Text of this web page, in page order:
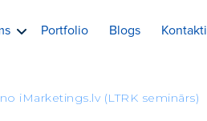
Portfolio Blogs Kontakti
iMarketings.lv (LTRK seminārs)